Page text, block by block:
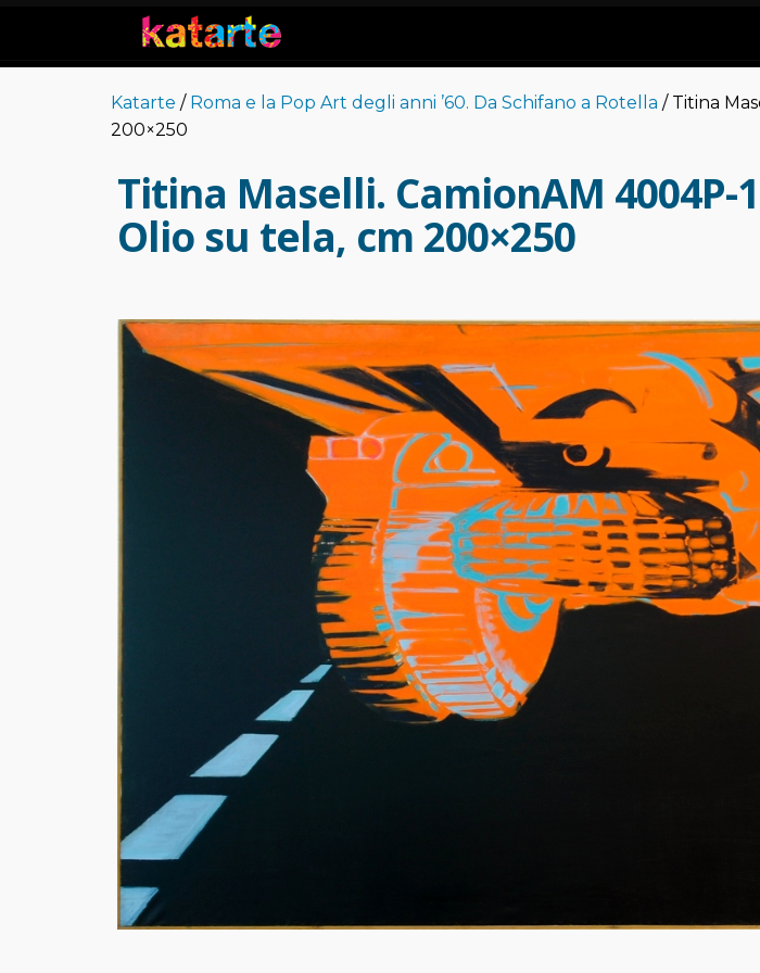
Katarte / Roma e la Pop Art degli anni ’60. Da Schifano a Rotella / Titina
200×250
Titina Maselli. CamionAM 4004P-
Olio su tela, cm 200×250